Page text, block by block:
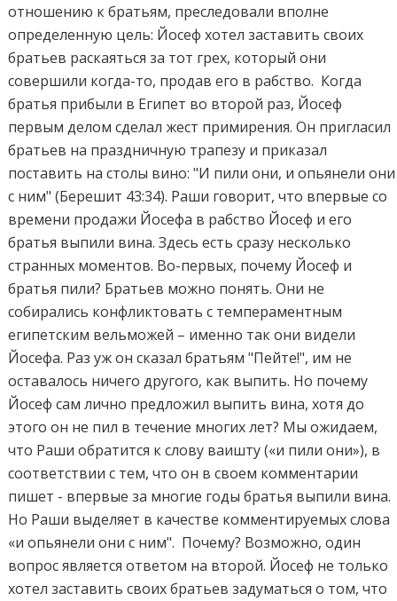
отношению к братьям, преследовали вполне
определенную цель: Йосеф хотел заставить своих
братьев раскаяться за тот грех, который они
совершили когда-то, продав его в рабство. Когда
братья прибыли в Египет во второй раз, Йосеф
первым делом сделал жест примирения. Он пригласил
братьев на праздничную трапезу и приказал
поставить на столы вино: "И пили они, и опьянели они
с ним" (Берешит 43:34). Раши говорит, что впервые со
времени продажи Йосефа в рабство Йосеф и его
братья выпили вина. Здесь есть сразу несколько
странных моментов. Во-первых, почему Йосеф и
братья пили? Братьев можно понять. Они не
собирались конфликтовать с темпераментным
египетским вельможей – именно так они видели
Йосефа. Раз уж он сказал братьям "Пейте!", им не
оставалось ничего другого, как выпить. Но почему
Йосеф сам лично предложил выпить вина, хотя до
этого он не пил в течение многих лет? Мы ожидаем,
что Раши обратится к слову ваишту («и пили они»), в
соответствии с тем, что он в своем комментарии
пишет - впервые за многие годы братья выпили вина.
Но Раши выделяет в качестве комментируемых слова
«и опьянели они с ним". Почему? Возможно, один
вопрос является ответом на второй. Йосеф не только
хотел заставить своих братьев задуматься о том, что